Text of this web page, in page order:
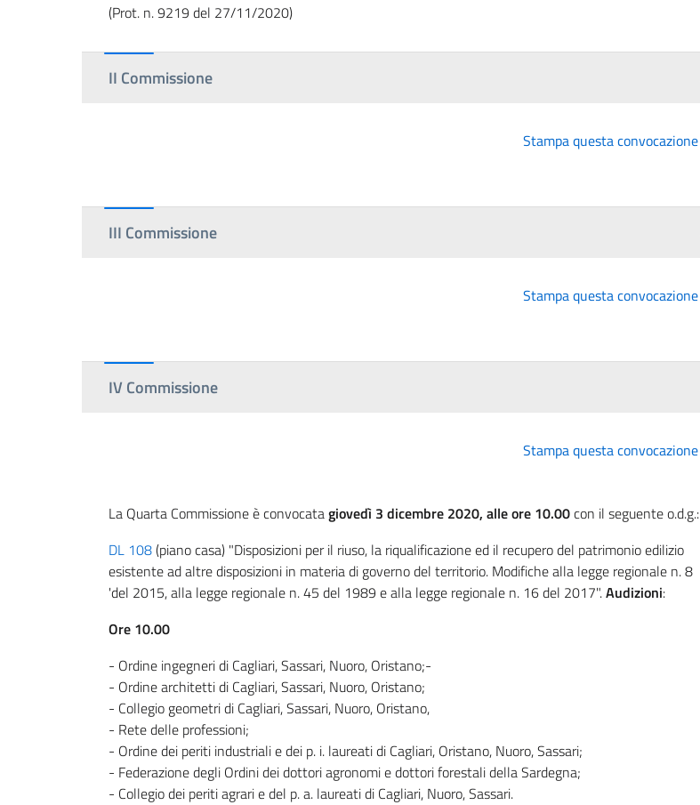
(Prot. n. 9219 del 27/11/2020)
II Commissione
Stampa questa convocazione
III Commissione
Stampa questa convocazione
IV Commissione
Stampa questa convocazione
La Quarta Commissione è convocatagiovedì 3 dicembre 2020, alle ore 10.00con il seguente o.d.g.:
DL 108(piano casa) "Disposizioni per il riuso, la riqualificazione ed il recupero del patrimonio edilizio
esistente ad altre disposizioni in materia di governo del territorio. Modifiche alla legge regionale n. 8
'del 2015, alla legge regionale n. 45 del 1989 e alla legge regionale n. 16 del 2017".Audizioni:
Ore 10.00
- Ordine ingegneri di Cagliari, Sassari, Nuoro, Oristano;-
- Ordine architetti di Cagliari, Sassari, Nuoro, Oristano;
- Collegio geometri di Cagliari, Sassari, Nuoro, Oristano,
- Rete delle professioni;
- Ordine dei periti industriali e dei p. i. laureati di Cagliari, Oristano, Nuoro, Sassari;
- Federazione degli Ordini dei dottori agronomi e dottori forestali della Sardegna;
- Collegio dei periti agrari e del p. a. laureati di Cagliari, Nuoro, Sassari.